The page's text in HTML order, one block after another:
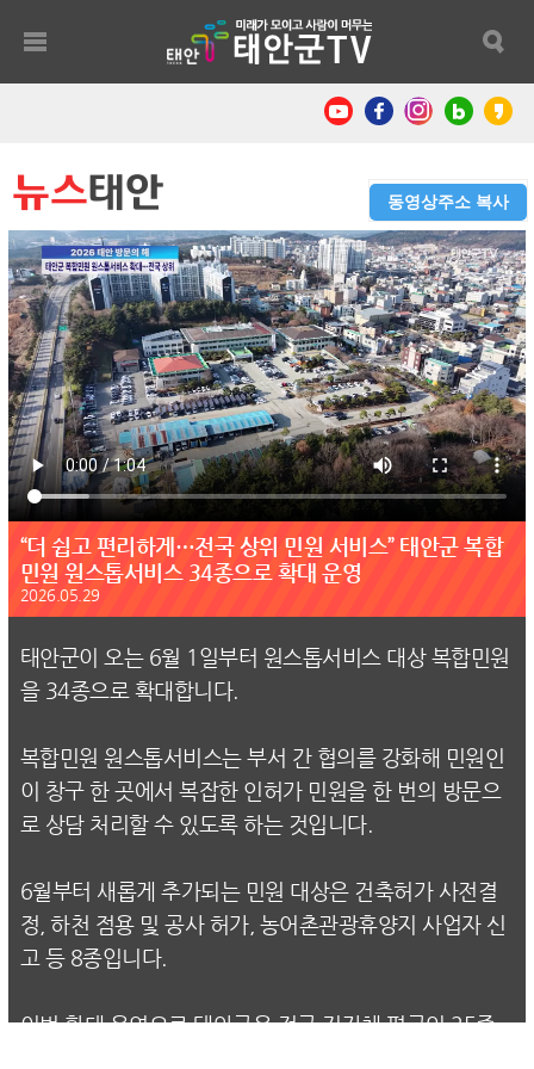
뉴스태안 동영상주소 복사
“더 쉽고 편리하게…전국 상위 민원 서비스” 태안군 복합
민원 원스톱서비스 34종으로 확대 운영
2026.05.29
태안군이 오는 6월 1일부터 원스톱서비스 대상 복합민원
을 34종으로 확대합니다.
복합민원 원스톱서비스는 부서 간 협의를 강화해 민원인
이 창구 한 곳에서 복잡한 인허가 민원을 한 번의 방문으
로 상담 처리할 수 있도록 하는 것입니다.
6월부터 새롭게 추가되는 민원 대상은 건축허가 사전결
정, 하천 점용 및 공사 허가, 농어촌관광휴양지 사업자 신
고 등 8종입니다.
이번 확대 운영으로 태안군은 전국 지자체 평균인 25종